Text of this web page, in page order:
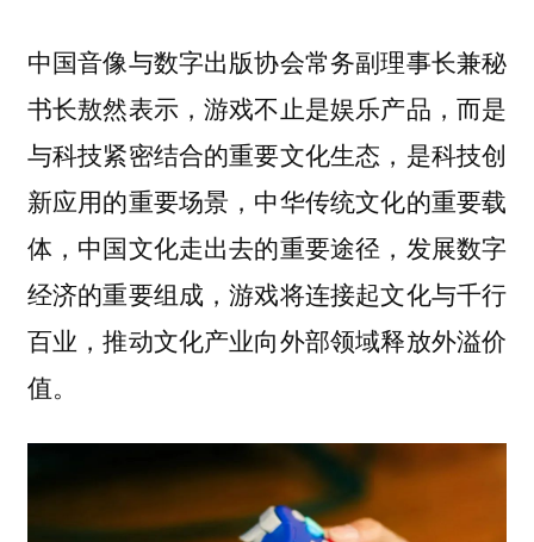
中国音像与数字出版协会常务副理事长兼秘
书长敖然表示，游戏不止是娱乐产品，而是
与科技紧密结合的重要文化生态，是科技创
新应用的重要场景，中华传统文化的重要载
体，中国文化走出去的重要途径，发展数字
经济的重要组成，游戏将连接起文化与千行
百业，推动文化产业向外部领域释放外溢价
值。